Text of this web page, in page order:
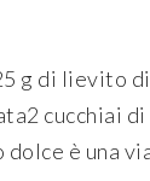
g di lievito
cucchiai
è una